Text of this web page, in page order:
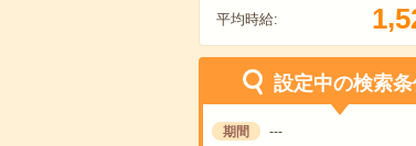
平均時給: 1,5
設定中の検索
期間 ---